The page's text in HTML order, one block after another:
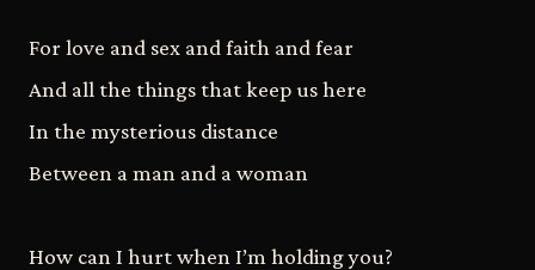
For love and sex and faith and fear
And all the things that keep us here
In the mysterious distance
Between a man and a woman
How can I hurt when I’m holding you?